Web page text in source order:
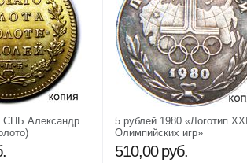
СПБ Александр
5 рублей 1980 «Логотип XXII
Олимпийских игр»
(коллекционная сувенирная
монета)
510,00 руб.